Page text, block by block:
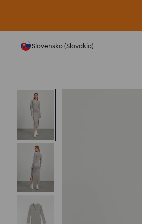
Slovensko (Slovakia)